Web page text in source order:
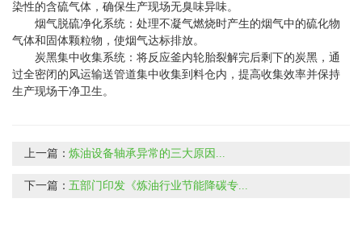
染性的含硫气体，确保生产现场无臭味异味。
烟气脱硫净化系统：处理不凝气燃烧时产生的烟气中的硫化物
气体和固体颗粒物，使烟气达标排放。
炭黑集中收集系统：将反应釜内轮胎裂解完后剩下的炭黑，通
过全密闭的风运输送管道集中收集到料仓内，提高收集效率并保持
生产现场干净卫生。
上一篇：炼油设备轴承异常的三大原因...
下一篇： 五部门印发《炼油行业节能降碳专...